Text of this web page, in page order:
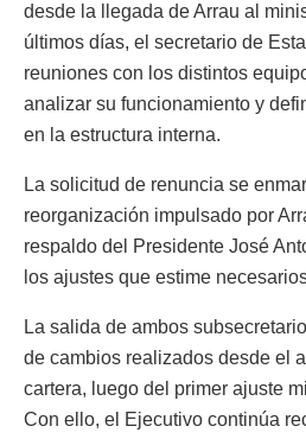
desde la llegada de Arrau al
últimos días, el secretario de
reuniones con los distintos
analizar su funcionamiento y
en la estructura interna.
La solicitud de renuncia se
reorganización impulsado por
respaldo del Presidente José
los ajustes que estime
La salida de ambos
de cambios realizados desde el
cartera, luego del primer ajuste
Con ello, el Ejecutivo continúa